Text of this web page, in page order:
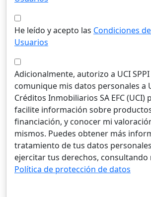
He leído y acepto las Condiciones
Usuarios
Adicionalmente, autorizo a UCI
comunique mis datos personales a
Créditos Inmobiliarios SA EFC (UCI)
facilite información sobre
financiación, y conocer mi
mismos. Puedes obtener más
tratamiento de tus datos
ejercitar tus derechos, consultando
Política de protección de datos